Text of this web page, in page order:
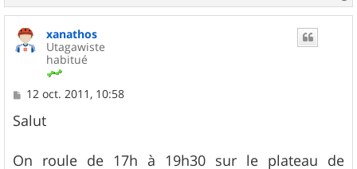
a
u
xanathos
Utagawiste
habitué
M
s
s
g
12 oct. 2011, 10:58
Salut
On roule de 17h à 19h30 sur le plateau de